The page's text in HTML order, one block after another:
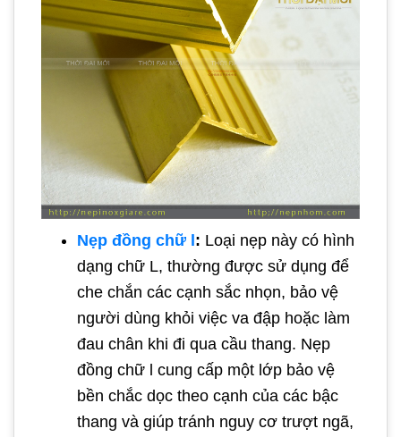
Nẹp đồng chữ l: Loại nẹp này có hình
dạng chữ L, thường được sử dụng để
che chắn các cạnh sắc nhọn, bảo vệ
người dùng khỏi việc va đập hoặc làm
đau chân khi đi qua cầu thang. Nẹp
đồng chữ l cung cấp một lớp bảo vệ
bền chắc dọc theo cạnh của các bậc
thang và giúp tránh nguy cơ trượt ngã,